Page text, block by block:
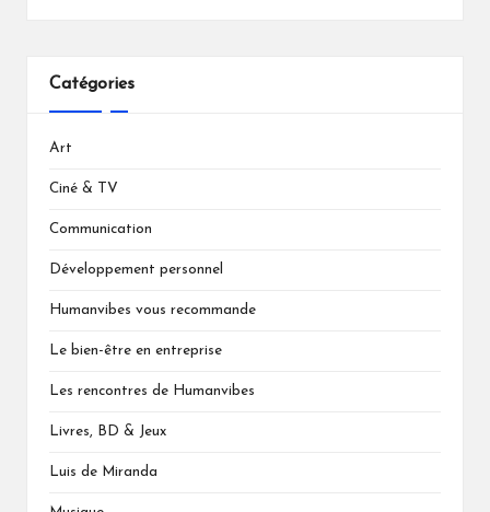
Catégories
Art
Ciné & TV
Communication
Développement personnel
Humanvibes vous recommande
Le bien-être en entreprise
Les rencontres de Humanvibes
Livres, BD & Jeux
Luis de Miranda